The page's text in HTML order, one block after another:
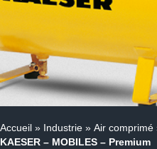
Accueil » Industrie » Air comprimé
KAESER – MOBILES – Premium